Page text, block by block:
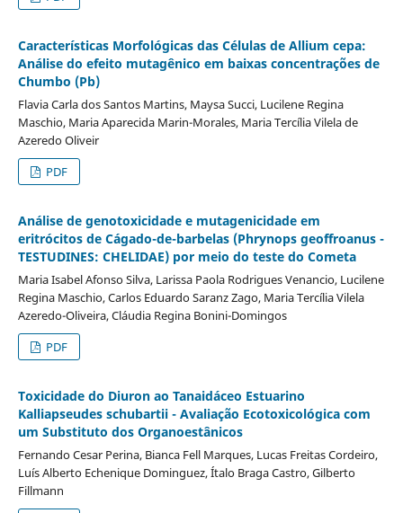
Características Morfológicas das Células de Allium cepa:
Análise do efeito mutagênico em baixas concentrações de
Chumbo (Pb)
Flavia Carla dos Santos Martins, Maysa Succi, Lucilene Regina
Maschio, Maria Aparecida Marin-Morales, Maria Tercília Vilela de
Azeredo Oliveir
PDF
Análise de genotoxicidade e mutagenicidade em
eritrócitos de Cágado-de-barbelas (Phrynops geoffroanus -
TESTUDINES: CHELIDAE) por meio do teste do Cometa
Maria Isabel Afonso Silva, Larissa Paola Rodrigues Venancio, Lucilene
Regina Maschio, Carlos Eduardo Saranz Zago, Maria Tercília Vilela
Azeredo-Oliveira, Cláudia Regina Bonini-Domingos
PDF
Toxicidade do Diuron ao Tanaidáceo Estuarino
Kalliapseudes schubartii - Avaliação Ecotoxicológica com
um Substituto dos Organoestânicos
Fernando Cesar Perina, Bianca Fell Marques, Lucas Freitas Cordeiro,
Luís Alberto Echenique Dominguez, Ítalo Braga Castro, Gilberto
Fillmann